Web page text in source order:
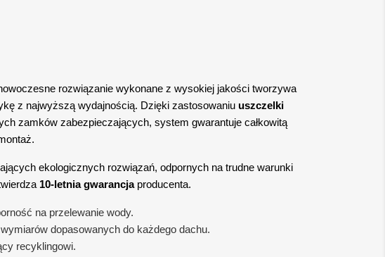
rozwiązanie wykonane z wysokiej jakości tworzywa
z najwyższą wydajnością. Dzięki zastosowaniu uszczelki
zamków zabezpieczających, system gwarantuje całkowitą
ekologicznych rozwiązań, odpornych na trudne warunki
10-letnia gwarancjaproducenta.
na przelewanie wody.
dopasowanych do każdego dachu.
recyklingowi.